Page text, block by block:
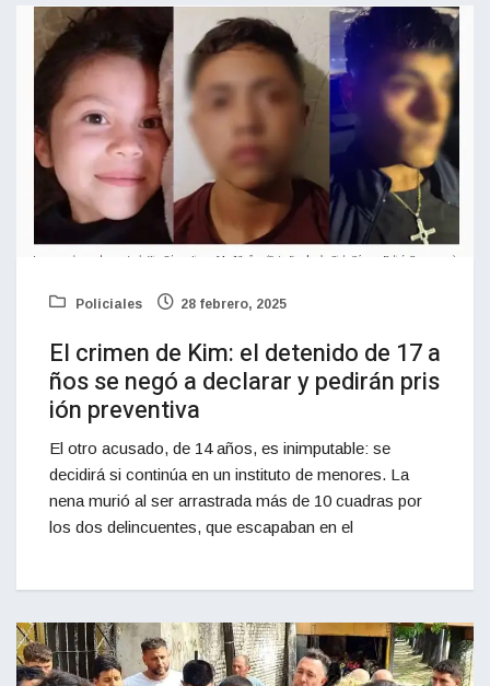
Policiales 28 febrero, 2025
El crimen de Kim: el detenido de 17 a
ños se negó a declarar y pedirán pris
ión preventiva
El otro acusado, de 14 años, es inimputable: se
decidirá si continúa en un instituto de menores. La
nena murió al ser arrastrada más de 10 cuadras por
los dos delincuentes, que escapaban en el